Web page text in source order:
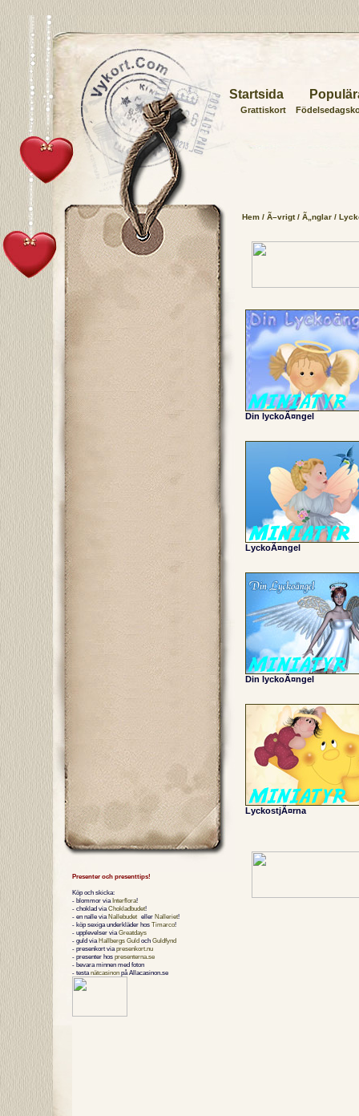
Startsida
Grattiskort
Hem/ Ã–vrigt/ Ã„nglar/
Din lyckoÃ¤ngel
LyckoÃ¤ngel
Din lyckoÃ¤ngel
LyckostjÃ¤rna
Presenter och presenttips!
Köp och skicka:
- blommor viaInterflora!
- choklad viaChokladbudet!
- en nalle viaNallebudet eller Nalleriet!
- köp sexiga underkläder hos Timarco!
- upplevelser viaGreatdays
- guld viaHallbergs Guld och Guldfynd
- presenkort viapresenkort.nu
- presenter hos presenterna.se
- bevara minnen med foton
- testanätcasinon på Allacasinon.se